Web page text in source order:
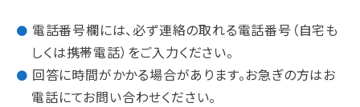
● 電話番号欄には、必ず連絡の取れる電話番号（自宅も
しくは携帯電話）をご入力ください。
● 回答に時間がかかる場合があります。お急ぎの方はお
電話にてお問い合わせください。